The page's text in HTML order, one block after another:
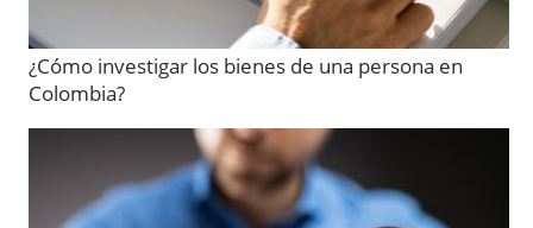
¿Cómo investigar los bienes de una persona en
Colombia?